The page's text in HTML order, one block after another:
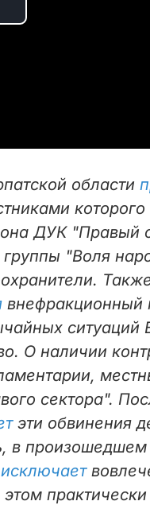
области
которого
ДУК "Правый
"Воля
внефракционный
ситуаций
О наличии
сектора".
эти обвинения
в произошедшем
практически